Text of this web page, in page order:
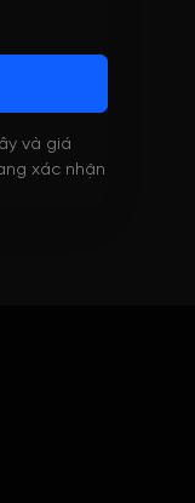
và giá
xác nhận